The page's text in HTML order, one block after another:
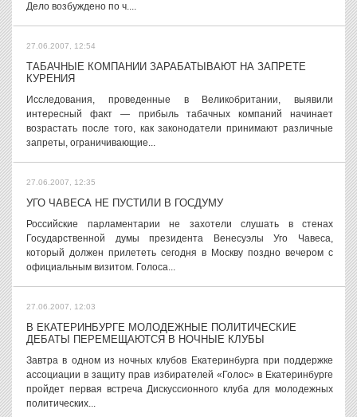
Дело возбуждено по ч....
27.06.2007, 12:54
ТАБАЧНЫЕ КОМПАНИИ ЗАРАБАТЫВАЮТ НА ЗАПРЕТЕ
КУРЕНИЯ
Исследования, проведенные в Великобритании, выявили
интересный факт — прибыль табачных компаний начинает
возрастать после того, как законодатели принимают различные
запреты, ограничивающие...
27.06.2007, 12:35
УГО ЧАВЕСА НЕ ПУСТИЛИ В ГОСДУМУ
Российские парламентарии не захотели слушать в стенах
Государственной думы президента Венесуэлы Уго Чавеса,
который должен прилететь сегодня в Москву поздно вечером с
официальным визитом. Голоса...
27.06.2007, 12:03
В ЕКАТЕРИНБУРГЕ МОЛОДЕЖНЫЕ ПОЛИТИЧЕСКИЕ
ДЕБАТЫ ПЕРЕМЕЩАЮТСЯ В НОЧНЫЕ КЛУБЫ
Завтра в одном из ночных клубов Екатеринбурга при поддержке
ассоциации в защиту прав избирателей «Голос» в Екатеринбурге
пройдет первая встреча Дискуссионного клуба для молодежных
политических...